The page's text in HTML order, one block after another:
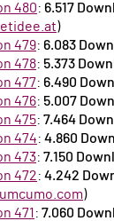
480: 6.517
)
479: 6.083
478: 5.373
477: 6.490
476: 5.007
475: 7.464
474: 4.860
473: 7.150
472: 4.242
)
471 : 7.060